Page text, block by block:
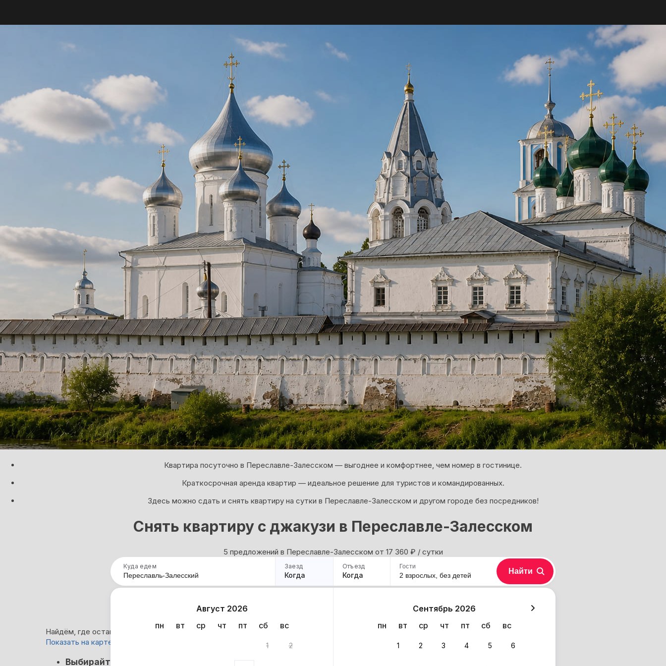
Квартира посуточно в Переславле-Залесском — выгоднее и комфортнее, чем номер в гостинице.
Краткосрочная аренда квартир — идеальное решение для туристов и командированных.
Здесь можно сдать и снять квартиру на сутки в Переславле-Залесском и другом городе без посредников!
Снять квартиру с джакузи в Переславле-Залесском
5 предложений в Переславле-Залесском oт 17 360 ₽ / сутки
Куда едем Заезд
Когда
Отъезд
Когда
Август 2026
пн
вт ср чт пт сб вс
1 2
Сентябрь 2026
пн
вт ср чт пт сб вс
1 2 3 4 5 6
Гости
2 взрослых, без детей Найти
Найдём, где остановиться в Переславле-Залесском: 5 вариантов
Показать на карте
Выбирайте лучшее